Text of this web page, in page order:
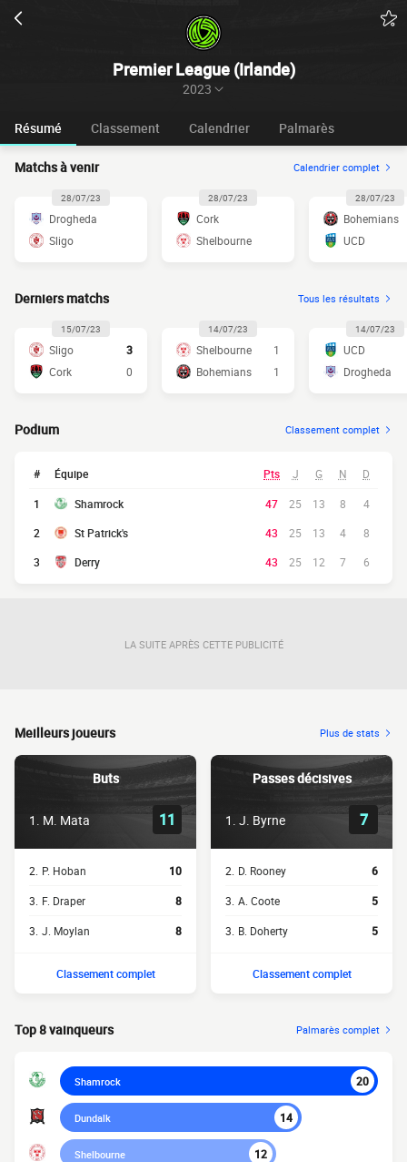
Premier League (Irlande)
2023
Résumé Classement Calendrier Palmarès
Matchs à venir Calendrier complet
28/07/23
Drogheda
Sligo
28/07/23
Cork
Shelbourne
28/07/23
Bohemians
UCD
Derniers matchs Tous les résultats
15/07/23
Sligo
3
Cork
0
14/07/23
Shelbourne
1
Bohemians
1
14/07/23
UCD
Drogheda
Podium Classement complet
# Équipe Pts J G N D
1 Shamrock 47 25 13 8
4
2
St Patrick's 43 25 13 4
8
3
Derry 43 25 12 7 6
LA SUITE APRÈS CETTE PUBLICITÉ
Meilleurs joueurs Plus de stats
Buts
1. M. Mata 11
2. P. Hoban 10
3. F. Draper 8
3. J. Moylan 8
Classement complet
Passes décisives
1. J. Byrne 7
2. D. Rooney 6
3. A. Coote 5
3. B. Doherty 5
Classement complet
Top 8 vainqueurs Palmarès complet
Shamrock 20
Dundalk 14
Shelbourne 12